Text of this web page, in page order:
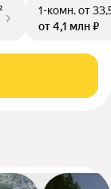
1-комн.от
от 4,1 млн ₽